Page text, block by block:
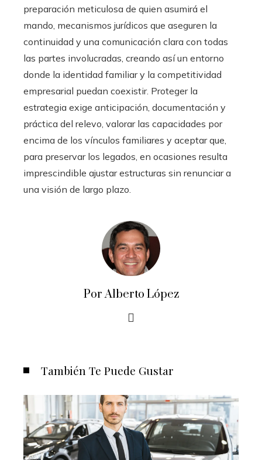
preparación meticulosa de quien asumirá el
mando, mecanismos jurídicos que aseguren la
continuidad y una comunicación clara con todas
las partes involucradas, creando así un entorno
donde la identidad familiar y la competitividad
empresarial puedan coexistir. Proteger la
estrategia exige anticipación, documentación y
práctica del relevo, valorar las capacidades por
encima de los vínculos familiares y aceptar que,
para preservar los legados, en ocasiones resulta
imprescindible ajustar estructuras sin renunciar a
una visión de largo plazo.
Por Alberto López
También Te Puede Gustar